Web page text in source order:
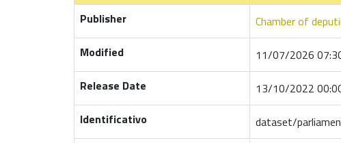
Publisher
Chamber of
Modified
11/07/2026
Release Date
13/10/2022
Identificativo
dataset/